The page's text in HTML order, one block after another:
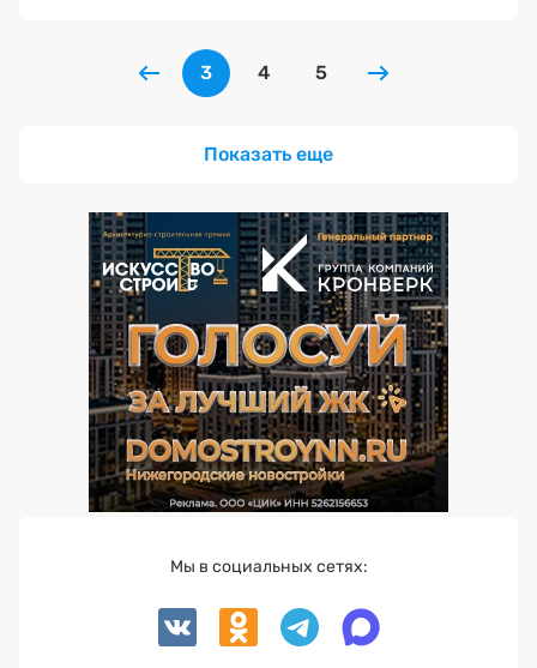
3 4 5
Показать еще
Мы в социальных сетях: